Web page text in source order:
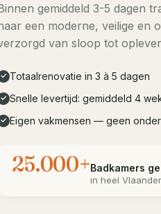
gemiddeld 3-5 dagen
een moderne, veilige en
van sloop tot
✓ Totaalrenovatie in 3 à 5 dagen
✓ Snelle levertijd: gemiddeld 4
✓ Eigen vakmensen — geen
25.000+Badkamers
in heel